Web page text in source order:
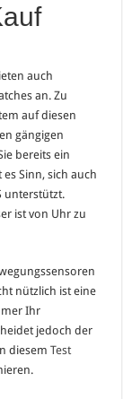
auch
an. Zu
auf diesen
gängigen
bereits ein
Sinn, sich auch
unterstützt.
ist von Uhr zu
nützlich ist eine
Ihr
jedoch der
diesemTest